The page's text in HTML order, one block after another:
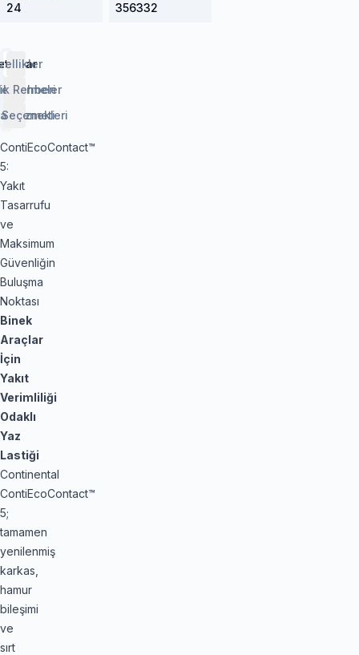
24 356332
Rehberi
Hizmeti
ContiEcoContact™
5:
Yakıt
Tasarrufu
ve
Maksimum
Güvenliğin
Buluşma
Noktası
Binek
Araçlar
İçin
Yakıt
Verimliliği
Odaklı
Yaz
Lastiği
Continental
ContiEcoContact™
5;
tamamen
yenilenmiş
karkas,
hamur
bileşimi
ve
sırt